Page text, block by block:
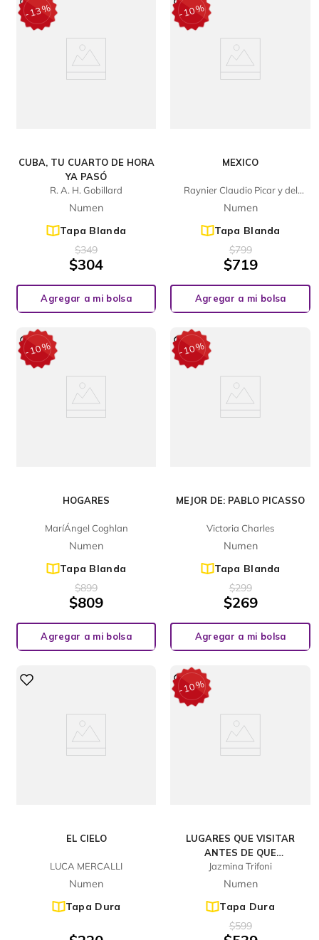
CUBA, TU CUARTO DE HORA
YA PASÓ
R. A. H. Gobillard
Numen
Tapa Blanda
-13%
$349
$304
Agregar a mi bolsa
MEXICO
Raynier Claudio Picar y del
Numen
Tapa Blanda
-10%
$799
$719
Agregar a mi bolsa
HOGARES
MaríÁngel Coghlan
Numen
Tapa Blanda
-10%
$899
$809
Agregar a mi bolsa
MEJOR DE: PABLO PICASSO
Victoria Charles
Numen
Tapa Blanda
-10%
$299
$269
Agregar a mi bolsa
EL CIELO
LUCA MERCALLI
Numen
Tapa Dura
LUGARES QUE VISITAR
ANTES DE QUE
DESAPAREZCAN
Jazmina Trifoni
Numen
Tapa Dura
-10%
$599